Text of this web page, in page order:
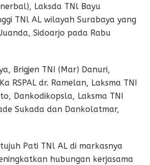
Laksda TNl Bayu
TNl AL wilayah Surabaya yang
Sidoarjo pada Rabu
Brigjen TNI (Mar) Danuri,
RSPAL dr. Ramelan, Laksma TNI
Dankodikopsla, Laksma TNI
Sukada dan Dankolatmar,
Pati TNl AL di markasnya
hubungan kerjasama